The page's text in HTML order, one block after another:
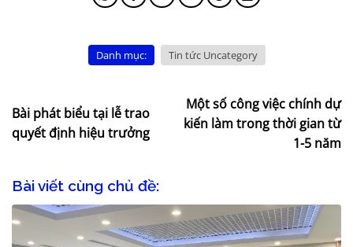
Danh mục: Tin tức Uncategory
Bài phát biểu tại lễ trao
quyết định hiệu trưởng
Một số công việc chính dự
kiến làm trong thời gian từ
1-5 năm
Bài viết cùng chủ đề: